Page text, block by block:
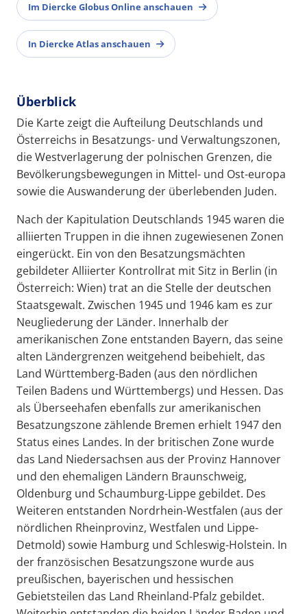
Im Diercke Globus Online anschauen
In Diercke Atlas anschauen
Überblick
Die Karte zeigt die Aufteilung Deutschlands und
Österreichs in Besatzungs- und Verwaltungszonen,
die Westverlagerung der polnischen Grenzen, die
Bevölkerungsbewegungen in Mittel- und Ost-europa
sowie die Auswanderung der überlebenden Juden.
Nach der Kapitulation Deutschlands 1945 waren die
alliierten Truppen in die ihnen zugewiesenen Zonen
eingerückt. Ein von den Besatzungsmächten
gebildeter Alliierter Kontrollrat mit Sitz in Berlin (in
Österreich: Wien) trat an die Stelle der deutschen
Staatsgewalt. Zwischen 1945 und 1946 kam es zur
Neugliederung der Länder. Innerhalb der
amerikanischen Zone entstanden Bayern, das seine
alten Ländergrenzen weitgehend beibehielt, das
Land Württemberg-Baden (aus den nördlichen
Teilen Badens und Württembergs) und Hessen. Das
als Überseehafen ebenfalls zur amerikanischen
Besatzungszone zählende Bremen erhielt 1947 den
Status eines Landes. In der britischen Zone wurde
das Land Niedersachsen aus der Provinz Hannover
und den ehemaligen Ländern Braunschweig,
Oldenburg und Schaumburg-Lippe gebildet. Des
Weiteren entstanden Nordrhein-Westfalen (aus der
nördlichen Rheinprovinz, Westfalen und Lippe-
Detmold) sowie Hamburg und Schleswig-Holstein. In
der französischen Besatzungszone wurde aus
preußischen, bayerischen und hessischen
Gebietsteilen das Land Rheinland-Pfalz gebildet.